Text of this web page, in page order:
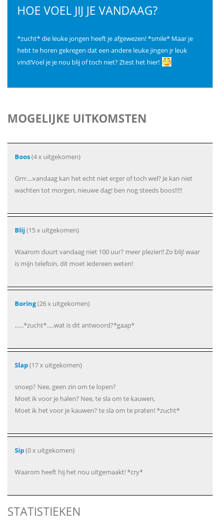
HOE VOEL JIJ JE VANDAAG?
*zucht* die leuke jongen heeft je afgewezen! *smile* Maar je
hebt te horen gekregen dat een andere leuke jingen jr leuk
vind!Voel je je nou blij of toch niet? Ztest het hier!
MOGELIJKE UITKOMSTEN
Boos(4 x uitgekomen)
Grrr....vandaag kan het echt niet erger of toch wel? Je kan niet
wachten tot morgen, nieuwe dag! ben nog steeds boos!!!!!
Blij (15 x uitgekomen)
Waarom duurt vandaag niet 100 uur? meer plezier!! Zo blij! waar
is mijn telefoin, dit moet iedereen weten!
Boring(26 x uitgekomen)
......*zucht*.....wat is dit antwoord?*gaap*
Slap(17 x uitgekomen)
snoep? Nee, geen zin om te lopen?
Moet ik voor je halen? Nee, te sla om te kauwen,
Moet ik het voor je kauwen? te sla om te praten! *zucht*
Sip(0 x uitgekomen)
Waarom heeft hij het nou uitgemaakt! *cry*
STATISTIEKEN